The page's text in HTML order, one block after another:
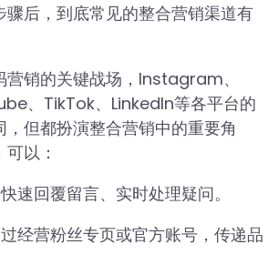
骤后，到底常见的整合营销渠道有
营销的关键战场，Instagram、
、TikTok、LinkedIn等各平台的
但都扮演整合营销中的重要角
以：
速回覆留言、实时处理疑问。
经营粉丝专页或官方账号，传递品